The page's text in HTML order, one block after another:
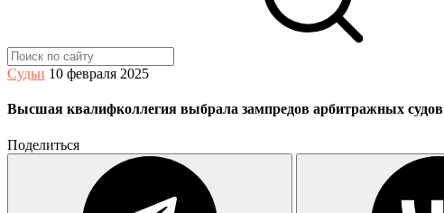
Судьи 10 февраля 2025
Высшая квалифколлегия выбрала зампредов арбитражных судов
Поделиться